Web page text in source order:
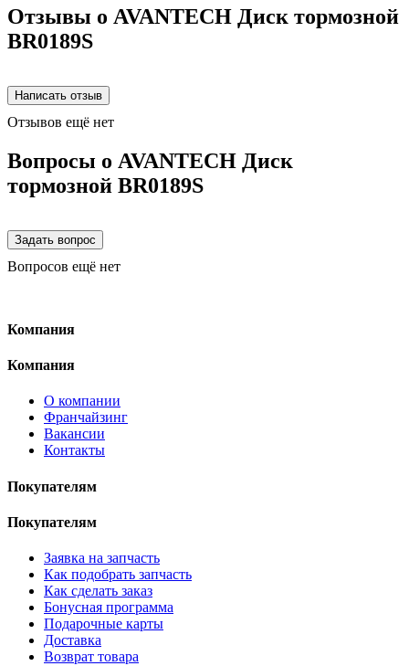
Отзывы о AVANTECH Диск тормозной
BR0189S
Отзывов ещё нет
Вопросы о AVANTECH Диск
тормозной BR0189S
Вопросов ещё нет
Компания
Компания
О компании
Франчайзинг
Вакансии
Контакты
Покупателям
Покупателям
Заявка на запчасть
Как подобрать запчасть
Как сделать заказ
Бонусная программа
Подарочные карты
Доставка
Возврат товара